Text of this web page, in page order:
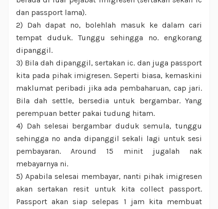
dan passport lama).
2) Dah dapat no, bolehlah masuk ke dalam cari
tempat duduk. Tunggu sehingga no. engkorang
dipanggil.
3) Bila dah dipanggil, sertakan ic. dan juga passport
kita pada pihak imigresen. Seperti biasa, kemaskini
maklumat peribadi jika ada pembaharuan, cap jari.
Bila dah settle, bersedia untuk bergambar. Yang
perempuan better pakai tudung hitam.
4) Dah selesai bergambar duduk semula, tunggu
sehingga no anda dipanggil sekali lagi untuk sesi
pembayaran. Around 15 minit jugalah nak
mebayarnya ni.
5) Apabila selesai membayar, nanti pihak imigresen
akan sertakan resit untuk kita collect passport.
Passport akan siap selepas 1 jam kita membuat